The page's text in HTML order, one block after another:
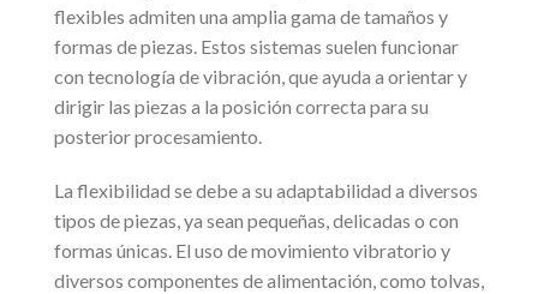
flexibles admiten una amplia gama de tamaños y
formas de piezas. Estos sistemas suelen funcionar
con tecnología de vibración, que ayuda a orientar y
dirigir las piezas a la posición correcta para su
posterior procesamiento.
La flexibilidad se debe a su adaptabilidad a diversos
tipos de piezas, ya sean pequeñas, delicadas o con
formas únicas. El uso de movimiento vibratorio y
diversos componentes de alimentación, como tolvas,